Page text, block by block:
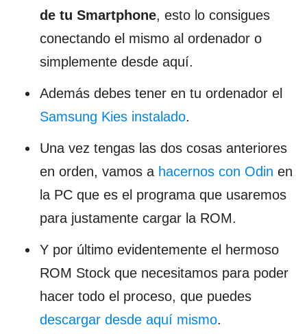
de tu Smartphone, esto lo consigues
conectando el mismo al ordenador o
simplemente desde aquí.
Además debes tener en tu ordenador el
Samsung Kies instalado.
Una vez tengas las dos cosas anteriores
en orden, vamos a hacernos con Odin en
la PC que es el programa que usaremos
para justamente cargar la ROM.
Y por último evidentemente el hermoso
ROM Stock que necesitamos para poder
hacer todo el proceso, que puedes
descargar desde aquí mismo.